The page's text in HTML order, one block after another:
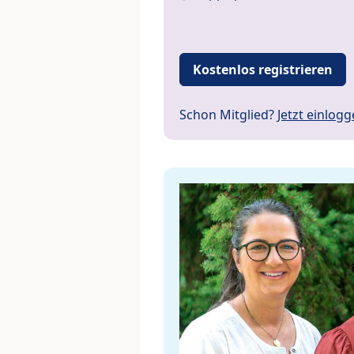
Kostenlos registrieren
Schon Mitglied? Jetzt